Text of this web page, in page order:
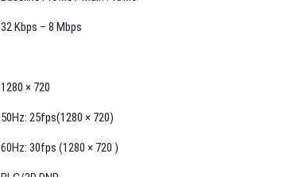
50Hz: 25fps(1280 × 720)
60Hz: 30fps (1280 × 720 )
BLC/3D DNR